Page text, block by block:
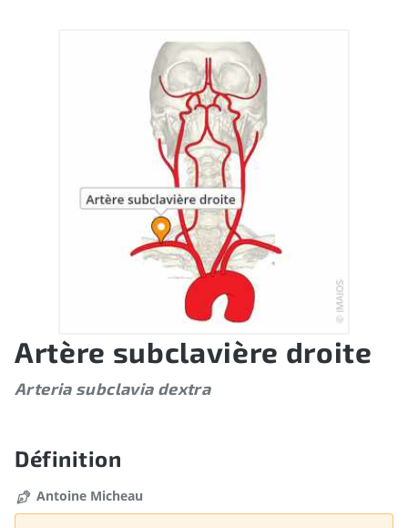
Artère subclavière droite
Arteria subclavia dextra
Définition
Antoine Micheau